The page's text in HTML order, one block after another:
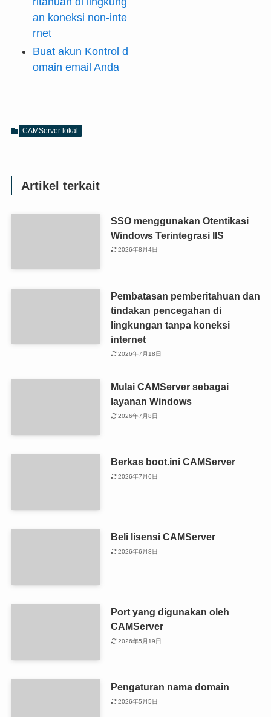
an koneksi non-inte
rnet
Buat akun Kontrol d
omain email Anda
CAMServer lokal
Artikel terkait
SSO menggunakan Otentikasi
Windows Terintegrasi IIS
2026年8月4日
Pembatasan pemberitahuan dan
tindakan pencegahan di
lingkungan tanpa koneksi
internet
2026年7月18日
Mulai CAMServer sebagai
layanan Windows
2026年7月8日
Berkas boot.ini CAMServer
2026年7月6日
Beli lisensi CAMServer
2026年6月8日
Port yang digunakan oleh
CAMServer
2026年5月19日
Pengaturan nama domain
2026年5月5日